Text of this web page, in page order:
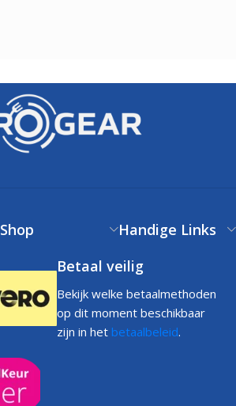
Shop
Handige Links
Betaal veilig
Bekijk welke betaalmethoden
op dit moment beschikbaar
zijn in het betaalbeleid.